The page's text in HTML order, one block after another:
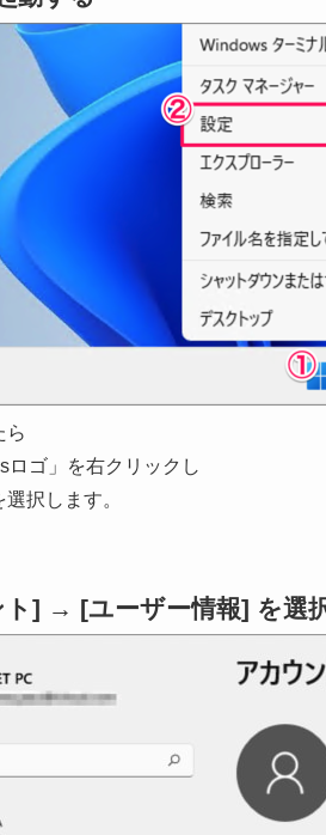
ら
ゴ」を右クリックし
択します。
] → [ユーザー情報] を選